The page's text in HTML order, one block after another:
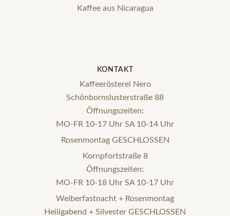
Kaffee aus Nicaragua
KONTAKT
Kaffeerösterei Nero
Schönbornslusterstraße 88
Öffnungszeiten:
MO-FR 10-17 Uhr SA 10-14 Uhr
Rosenmontag GESCHLOSSEN
Kornpfortstraße 8
Öffnungszeiten:
MO-FR 10-18 Uhr SA 10-17 Uhr
Weiberfastnacht + Rosenmontag
Heiligabend + Silvester GESCHLOSSEN